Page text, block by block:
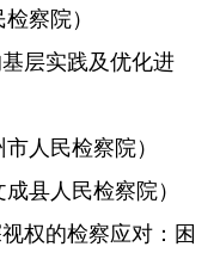
察院）
层实践及优化进
人民检察院）
县人民检察院）
权的检察应对：困